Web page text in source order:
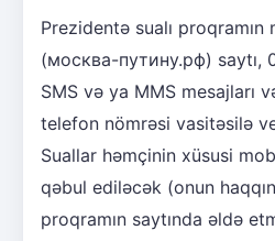
Prezidentə sualı
(москва-путину.рф) saytı,
SMS və ya MMS mesajları
telefon nömrəsi vasitəsilə
Suallar həmçinin xüsusi
qəbul ediləcək (onun
proqramın saytında əldə